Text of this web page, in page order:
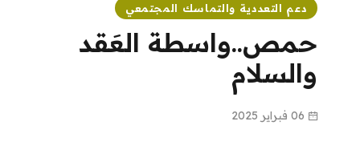
دعم التعددية والتماسك المجتمعي
حمص..واسطة العَقد
والسلام
06 فبراير 2025